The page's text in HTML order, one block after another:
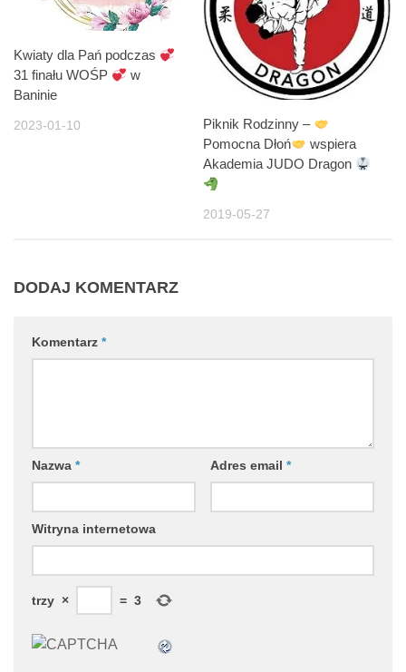
Kwiaty dla Pań podczas
31 finału WOŚP
w
Baninie
2023-01-10
Piknik Rodzinny –
Pomocna Dłoń
wspiera
Akademia JUDO Dragon
2019-05-27
DODAJ KOMENTARZ
Komentarz *
Nazwa * Adres email *
Witryna internetowa
trzy × = 3